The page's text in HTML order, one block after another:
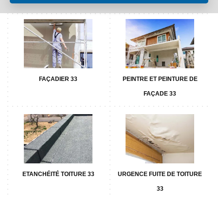
FAÇADIER 33 PEINTRE ET PEINTURE DE
FAÇADE 33
ETANCHÉITÉ TOITURE 33 URGENCE FUITE DE TOITURE
33